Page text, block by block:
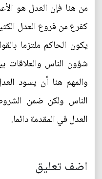
من هنا فإن العدل هو
كفرع من فروع العدل
يكون الحاكم ملتزما
شؤون الناس والعلاقات
والمهم هنا أن يسود
الناس ولكن ضمن
العدل في المقدمة دائما.
اضف تعليق